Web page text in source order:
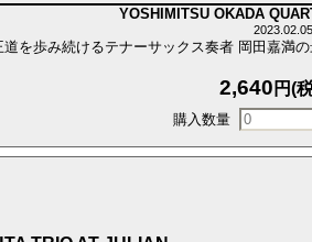
YOSHIMITSU OKADA
を歩み続けるテナーサックス奏者 岡田嘉満
2,640 円(